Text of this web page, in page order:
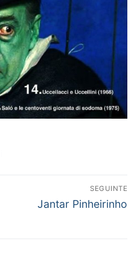
SEGUINTE
Next
Jantar Pinheirinho